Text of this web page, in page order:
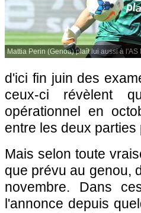
Mattia Perin (Genoa) plaît lui aussi à l'AS
d'ici fin juin des
ceux-ci révèlent
opérationnel en
entre les deux
Mais selon toute
que prévu au genou,
novembre. Dans
l'annonce depuis